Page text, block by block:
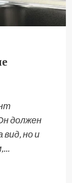
должен
но и